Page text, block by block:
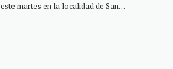
martes en la localidad de San…